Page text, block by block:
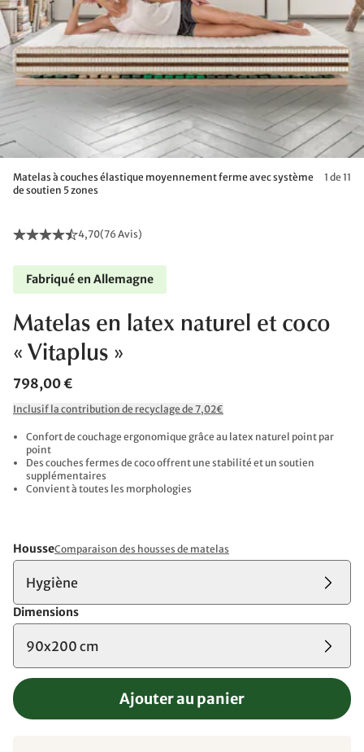
Matelas à couches élastique moyennement ferme avec système
de soutien 5 zones
1 de 11
4,70(76 Avis)
Fabriqué en Allemagne
Matelas en latex naturel et coco
« Vitaplus »
798,00 €
Inclusif la contribution de recyclage de 7,02€
Confort de couchage ergonomique grâce au latex naturel point par
point
Des couches fermes de coco offrent une stabilité et un soutien
supplémentaires
Convient à toutes les morphologies
HousseComparaison des housses de matelas
Hygiène
Dimensions
90x200 cm
Ajouter au panier